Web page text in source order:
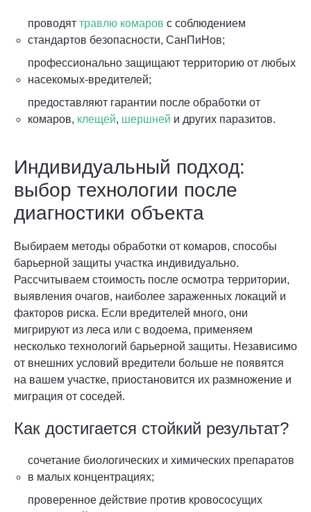
проводят травлю комаров с соблюдением
стандартов безопасности, СанПиНов;
профессионально защищают территорию от любых
насекомых-вредителей;
предоставляют гарантии после обработки от
комаров, клещей, шершней и других паразитов.
Индивидуальный подход:
выбор технологии после
диагностики объекта
Выбираем методы обработки от комаров, способы
барьерной защиты участка индивидуально.
Рассчитываем стоимость после осмотра территории,
выявления очагов, наиболее зараженных локаций и
факторов риска. Если вредителей много, они
мигрируют из леса или с водоема, применяем
несколько технологий барьерной защиты. Независимо
от внешних условий вредители больше не появятся
на вашем участке, приостановится их размножение и
миграция от соседей.
Как достигается стойкий результат?
сочетание биологических и химических препаратов
в малых концентрациях;
проверенное действие против кровососущих